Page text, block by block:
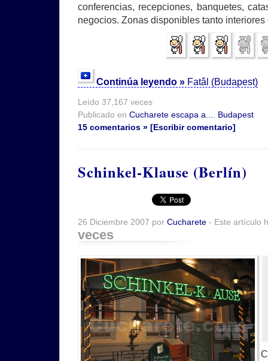
conferencias, recepciones, banquetes,
negocios. Zonas disponibles tanto interiores
Continúa leyendo » Fatâl (Budapest)
Leído 37,167 veces
Publicado en Cucharete escapa a..., Budapest
15 comentarios » [Escribir comentario]
Schinkel-Klause (Berlín)
26 Diciembre 2007 por Cucharete - Este artículo
veces